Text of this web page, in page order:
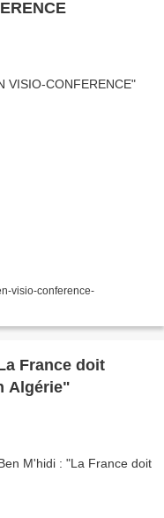
visio-conference-
France doit
Algérie"